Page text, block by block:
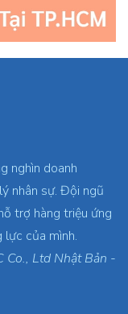
nghìn doanh
nhân sự. Đội ngũ
trợ hàng triệu ứng
của mình.
Co., Ltd Nhật Bản -